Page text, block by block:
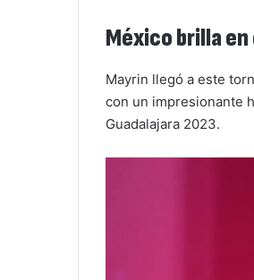
México brilla en
Mayrin llegó a este
con un impresionante
Guadalajara 2023.